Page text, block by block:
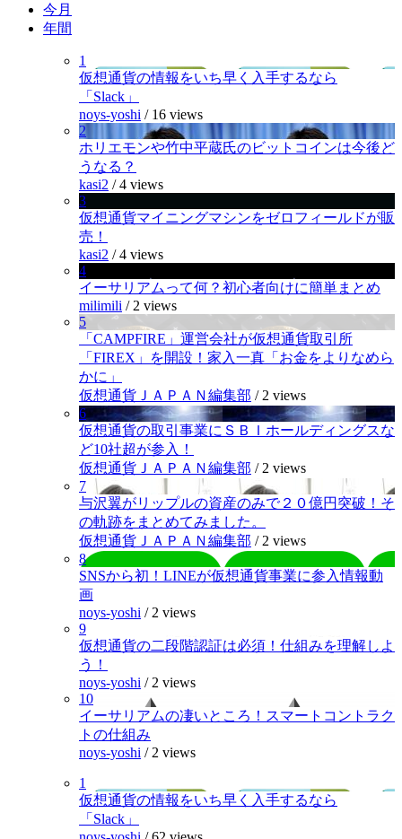
今月
年間
1
仮想通貨の情報をいち早く入手するなら
「Slack」
noys-yoshi / 16 views
2
ホリエモンや竹中平蔵氏のビットコインは今後ど
うなる？
kasi2 /4 views
3
仮想通貨マイニングマシンをゼロフィールドが販
売！
kasi2 /4 views
4
イーサリアムって何？初心者向けに簡単まとめ
milimili / 2 views
5
「CAMPFIRE」運営会社が仮想通貨取引所
「FIREX」を開設！家入一真「お金をよりなめら
かに」
仮想通貨ＪＡＰＡＮ編集部 / 2 views
6
仮想通貨の取引事業にＳＢＩホールディングスな
ど10社超が参入！
仮想通貨ＪＡＰＡＮ編集部 / 2 views
7
与沢翼がリップルの資産のみで２０億円突破！そ
の軌跡をまとめてみました。
仮想通貨ＪＡＰＡＮ編集部 / 2 views
8
SNSから初！LINEが仮想通貨事業に参入情報動
画
noys-yoshi / 2 views
9
仮想通貨の二段階認証は必須！仕組みを理解しよ
う！
noys-yoshi / 2 views
10
イーサリアムの凄いところ！スマートコントラク
トの仕組み
noys-yoshi / 2 views
1
仮想通貨の情報をいち早く入手するなら
「Slack」